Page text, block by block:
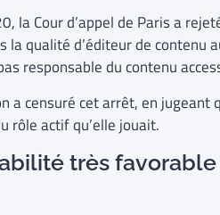
la Cour d’appel de Paris a
qualité d’éditeur de contenu
responsable du contenu
a censuré cet arrêt, en jugeant
rôle actif qu’elle jouait.
très